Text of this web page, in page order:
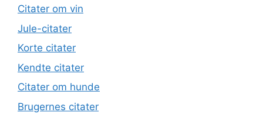
Citater om vin
Jule-citater
Korte citater
Kendte citater
Citater om hunde
Brugernes citater